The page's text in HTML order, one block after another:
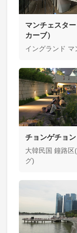
マンチェスタ
カーブ）
イングランド マ
チョンゲチョ
大韓民国 鐘路
グ)